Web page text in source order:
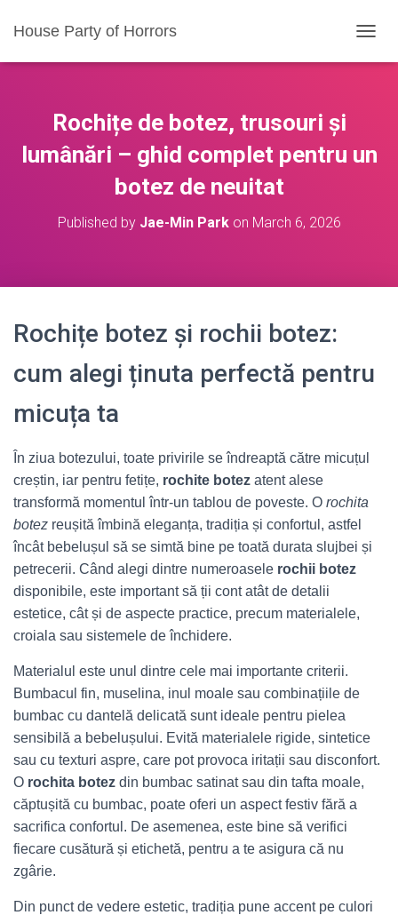
House Party of Horrors
O
A
Rochițe de botez, trusouri și
lumânări – ghid complet pentru un
botez de neuitat
Published by Jae-Min Parkon March 6, 2026
Rochițe botez și rochii botez:
cum alegi ținuta perfectă pentru
micuța ta
În ziua botezului, toate privirile se îndreaptă către micuțul
creștin, iar pentru fetițe, rochite botez atent alese
transformă momentul într‑un tablou de poveste. O rochita
botez reușită îmbină eleganța, tradiția și confortul, astfel
încât bebelușul să se simtă bine pe toată durata slujbei și
petrecerii. Când alegi dintre numeroasele rochii botez
disponibile, este important să ții cont atât de detalii
estetice, cât și de aspecte practice, precum materialele,
croiala sau sistemele de închidere.
Materialul este unul dintre cele mai importante criterii.
Bumbacul fin, muselina, inul moale sau combinațiile de
bumbac cu dantelă delicată sunt ideale pentru pielea
sensibilă a bebelușului. Evită materialele rigide, sintetice
sau cu texturi aspre, care pot provoca iritații sau disconfort.
O rochita botez din bumbac satinat sau din tafta moale,
căptușită cu bumbac, poate oferi un aspect festiv fără a
sacrifica confortul. De asemenea, este bine să verifici
fiecare cusătură și etichetă, pentru a te asigura că nu
zgârie.
Din punct de vedere estetic, tradiția pune accent pe culori